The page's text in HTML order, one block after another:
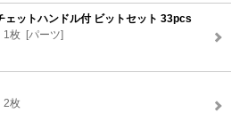
ェットハンドル付 ビットセット 33pcs
1枚 [パーツ]
2枚